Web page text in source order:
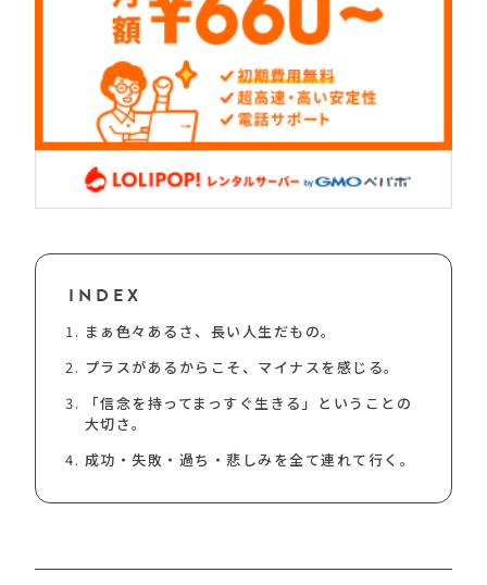
INDEX
まぁ色々あるさ、長い人生だもの。
プラスがあるからこそ、マイナスを感じる。
「信念を持ってまっすぐ生きる」ということの
大切さ。
成功・失敗・過ち・悲しみを全て連れて行く。